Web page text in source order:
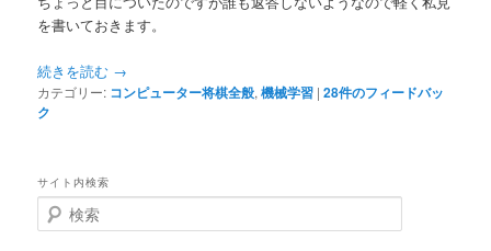
ツ
へ
動
へ
移
を書いておきます。
続きを読む →
カテゴリー: コンピューター将棋全般,機械学習 |28件のフィードバッ
ク
サイト内検索
検
索